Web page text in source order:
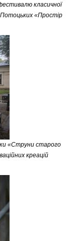
класичної
«Простір
«Струни старого
креацій